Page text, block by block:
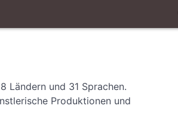
Ländern und 31 Sprachen.
Produktionen und